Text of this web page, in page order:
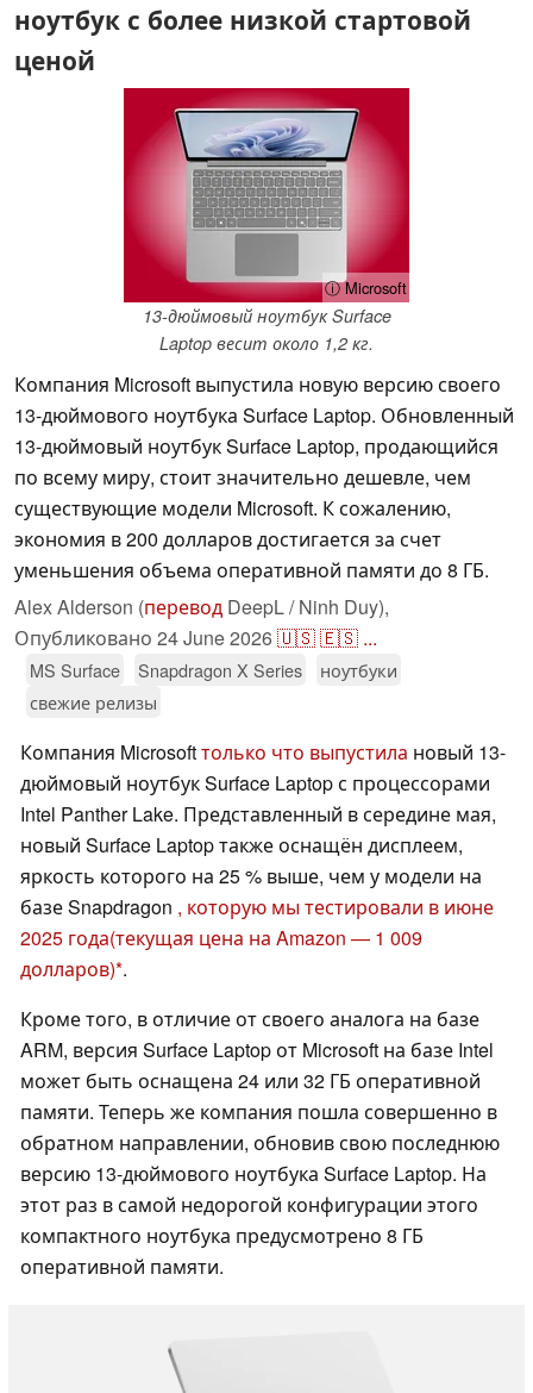
ноутбук с более низкой стартовой
ценой
ⓘ Microsoft
13-дюймовый ноутбук Surface
Laptop весит около 1,2 кг.
Компания Microsoft выпустила новую версию своего
13-дюймового ноутбука Surface Laptop. Обновленный
13-дюймовый ноутбук Surface Laptop, продающийся
по всему миру, стоит значительно дешевле, чем
существующие модели Microsoft. К сожалению,
экономия в 200 долларов достигается за счет
уменьшения объема оперативной памяти до 8 ГБ.
Alex Alderson (перевод DeepL / Ninh Duy),
Опубликовано 24 June 2026🇺🇸🇪🇸 ...
MS Surface Snapdragon X Series
ноутбуки
свежие релизы
Компания Microsoftтолько что выпустила новый 13-
дюймовый ноутбук Surface Laptop с процессорами
Intel Panther Lake. Представленный в середине мая,
новый Surface Laptop также оснащён дисплеем,
яркость которого на 25 % выше, чем у модели на
базе Snapdragon , которую мы тестировали в июне
2025 года(текущая цена на Amazon — 1 009
долларов) .
Кроме того, в отличие от своего аналога на базе
ARM, версия Surface Laptop от Microsoft на базе Intel
может быть оснащена 24 или 32 ГБ оперативной
памяти. Теперь же компания пошла совершенно в
обратном направлении, обновив свою последнюю
версию 13-дюймового ноутбука Surface Laptop. На
этот раз в самой недорогой конфигурации этого
компактного ноутбука предусмотрено 8 ГБ
оперативной памяти.